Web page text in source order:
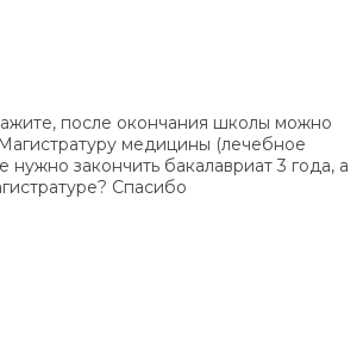
после окончания школы можно
медицины (лечебное
нужно закончить бакалавриат 3 года, а
Спасибо